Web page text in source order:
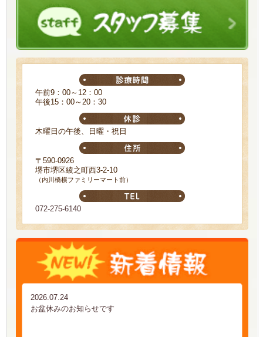
午前9：00～12：00
午後15：00～20：30
木曜日の午後、日曜・祝日
〒590-0926
堺市堺区綾之町西3-2-10
（内川橋横ファミリーマート前）
072-275-6140
2026.07.24
お盆休みのお知らせです